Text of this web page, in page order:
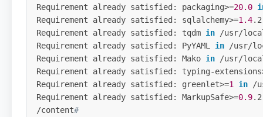
Requirement already satisfied: packaging>=20.0
Requirement already satisfied: sqlalchemy>=1.4
Requirement already satisfied: tqdm in /usr/
Requirement already satisfied: PyYAML in /usr/
Requirement already satisfied: Mako in /usr/
Requirement already satisfied: typing-extensions
Requirement already satisfied: greenlet>=1 in /
Requirement already satisfied: MarkupSafe>=0.9
/content#